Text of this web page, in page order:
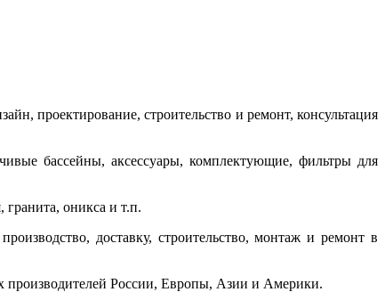
проектирование, строительство и ремонт, консультация
бассейны, аксессуары, комплектующие, фильтры для
оникса и т.п.
доставку, строительство, монтаж и ремонт в
производителей России, Европы, Азии и Америки.